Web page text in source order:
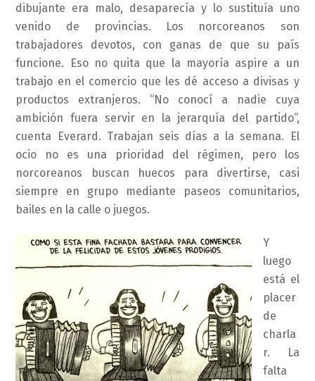
dibujante era malo, desaparecía y lo sustituía uno
venido de provincias. Los norcoreanos son
trabajadores devotos, con ganas de que su país
funcione. Eso no quita que la mayoría aspire a un
trabajo en el comercio que les dé acceso a divisas y
productos extranjeros. “No conocí a nadie cuya
ambición fuera servir en la jerarquía del partido”,
cuenta Everard. Trabajan seis días a la semana. El
ocio no es una prioridad del régimen, pero los
norcoreanos buscan huecos para divertirse, casi
siempre en grupo mediante paseos comunitarios,
bailes en la calle o juegos.
Y
luego
está el
placer
de
charla
r. La
falta